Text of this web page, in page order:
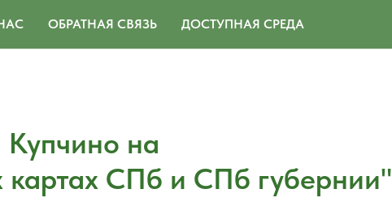
ОБРАТНАЯ СВЯЗЬ ДОСТУПНАЯ СРЕДА
на
картах СПб и СПб губернии"